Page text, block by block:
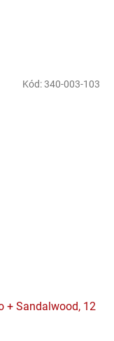
+ Sandalwood, 12
Kód:340-003-103